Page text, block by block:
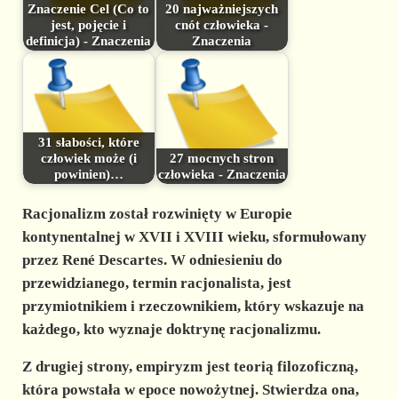
Znaczenie Cel (Co to
jest, pojęcie i
definicja) - Znaczenia
20 najważniejszych
cnót człowieka -
Znaczenia
31 słabości, które
człowiek może (i
powinien)…
27 mocnych stron
człowieka - Znaczenia
Racjonalizm został rozwinięty w Europie
kontynentalnej w XVII i XVIII wieku, sformułowany
przez René Descartes. W odniesieniu do
przewidzianego, termin racjonalista, jest
przymiotnikiem i rzeczownikiem, który wskazuje na
każdego, kto wyznaje doktrynę racjonalizmu.
Z drugiej strony, empiryzm jest teorią filozoficzną,
która powstała w epoce nowożytnej. Stwierdza ona,